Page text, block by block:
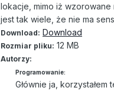
lokacje, mimo iż
jest tak wiele, że nie ma
Download: Download
Rozmiar pliku: 12 MB
Autorzy:
Programowanie:
Głównie ja, korzystałem